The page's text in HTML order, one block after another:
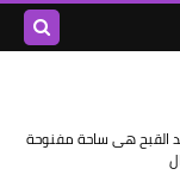
القبح هى ساحة مفنوحة